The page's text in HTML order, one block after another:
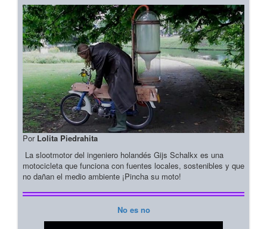
Por Lolita Piedrahita
La slootmotor del ingeniero holandés Gijs Schalkx es una
motocicleta que funciona con fuentes locales, sostenibles y que
no dañan el medio ambiente ¡Pincha su moto!
No es no